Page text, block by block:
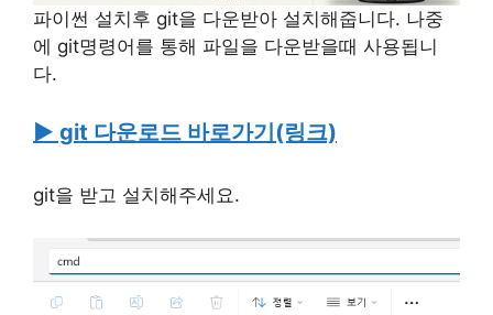
파이썬 설치후 git을 다운받아 설치해줍니다. 나중
에 git명령어를 통해 파일을 다운받을때 사용됩니
다.
▶ git 다운로드 바로가기(링크)
git을 받고 설치해주세요.